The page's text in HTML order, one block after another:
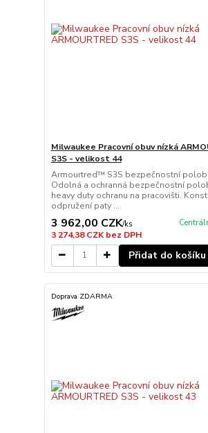
Milwaukee Pracovní obuv nízká
S3S - velikost 44
Armourtred™ S3S bezpečnostní
Odolná a ochranná bezpečnostní
heavy duty ochranu na pracovišti.
odpružení paty ...
3 962,00 CZK/ks
3 274,38 CZKbez DPH
Přidat do košíku
Doprava ZDARMA